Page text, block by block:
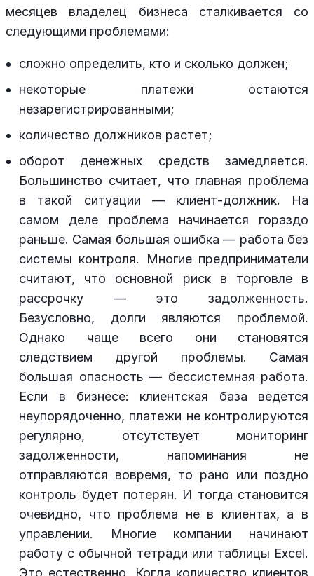
месяцев владелец бизнеса сталкивается со
следующими проблемами:
сложно определить, кто и сколько должен;
некоторые платежи остаются
незарегистрированными;
количество должников растет;
оборот денежных средств замедляется.
Большинство считает, что главная проблема
в такой ситуации — клиент-должник. На
самом деле проблема начинается гораздо
раньше. Самая большая ошибка — работа без
системы контроля. Многие предприниматели
считают, что основной риск в торговле в
рассрочку — это задолженность.
Безусловно, долги являются проблемой.
Однако чаще всего они становятся
следствием другой проблемы. Самая
большая опасность — бессистемная работа.
Если в бизнесе: клиентская база ведется
неупорядоченно, платежи не контролируются
регулярно, отсутствует мониторинг
задолженности, напоминания не
отправляются вовремя, то рано или поздно
контроль будет потерян. И тогда становится
очевидно, что проблема не в клиентах, а в
управлении. Многие компании начинают
работу с обычной тетради или таблицы Excel.
Это естественно. Когда количество клиентов